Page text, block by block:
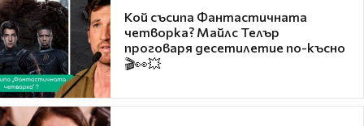
Кой съсипа Фантастичната
четворка? Майлс Телър
проговаря десетилетие по-късно
🎬👀💥